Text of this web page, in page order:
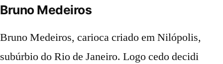
Bruno Medeiros
Bruno Medeiros, carioca criado em Nilópolis,
subúrbio do Rio de Janeiro. Logo cedo decidi